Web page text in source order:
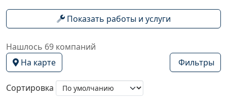
Показать работы и услуги
Нашлось 69 компаний
На карте
Фильтры
Сортировка